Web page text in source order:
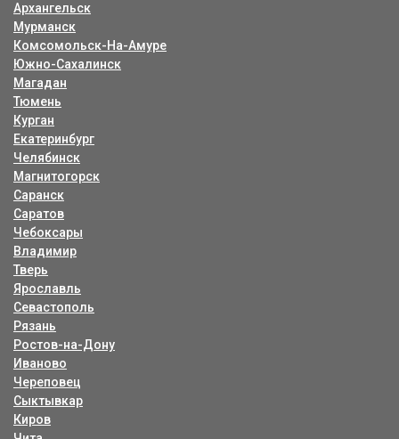
Архангельск
Мурманск
Комсомольск-На-Амуре
Южно-Сахалинск
Магадан
Тюмень
Курган
Екатеринбург
Челябинск
Магнитогорск
Саранск
Саратов
Чебоксары
Владимир
Тверь
Ярославль
Севастополь
Рязань
Ростов-на-Дону
Иваново
Череповец
Сыктывкар
Киров